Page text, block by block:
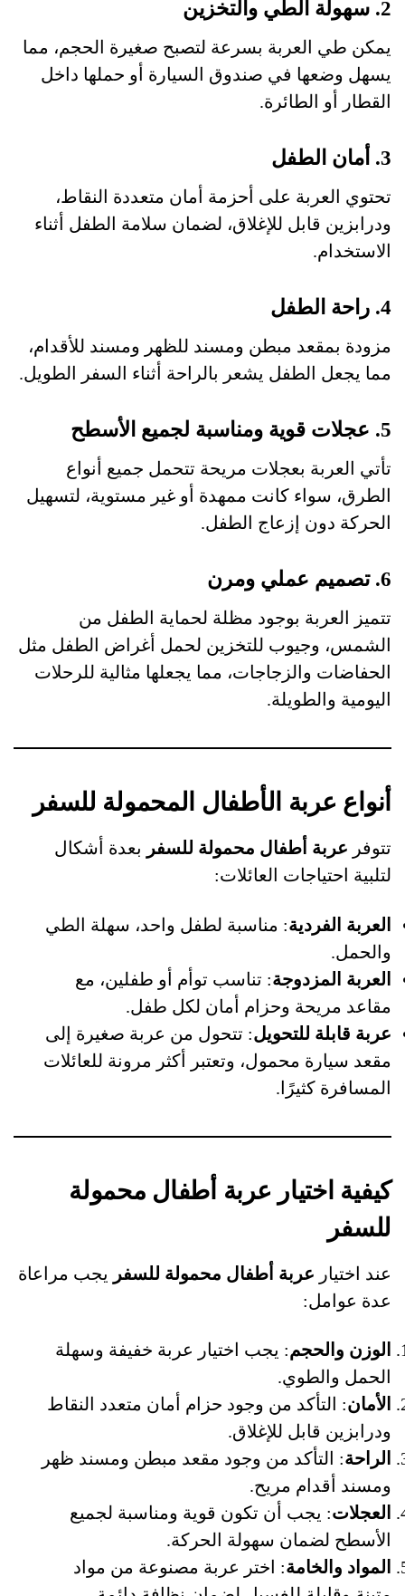
2. سهولة الطي والتخزين
يمكن طي العربة بسرعة لتصبح صغيرة الحجم، مما
يسهل وضعها في صندوق السيارة أو حملها داخل
القطار أو الطائرة.
3. أمان الطفل
تحتوي العربة على أحزمة أمان متعددة النقاط،
ودرابزين قابل للإغلاق، لضمان سلامة الطفل أثناء
الاستخدام.
4. راحة الطفل
مزودة بمقعد مبطن ومسند للظهر ومسند للأقدام،
مما يجعل الطفل يشعر بالراحة أثناء السفر الطويل.
5. عجلات قوية ومناسبة لجميع الأسطح
تأتي العربة بعجلات مريحة تتحمل جميع أنواع
الطرق، سواء كانت ممهدة أو غير مستوية، لتسهيل
الحركة دون إزعاج الطفل.
6. تصميم عملي ومرن
تتميز العربة بوجود مظلة لحماية الطفل من
الشمس، وجيوب للتخزين لحمل أغراض الطفل مثل
الحفاضات والزجاجات، مما يجعلها مثالية للرحلات
اليومية والطويلة.
أنواع عربة الأطفال المحمولة للسفر
تتوفر عربة أطفال محمولة للسفر بعدة أشكال
لتلبية احتياجات العائلات:
العربة الفردية: مناسبة لطفل واحد، سهلة الطي
والحمل.
العربة المزدوجة: تناسب توأم أو طفلين، مع
مقاعد مريحة وحزام أمان لكل طفل.
عربة قابلة للتحويل: تتحول من عربة صغيرة إلى
مقعد سيارة محمول، وتعتبر أكثر مرونة للعائلات
المسافرة كثيرًا.
كيفية اختيار عربة أطفال محمولة
للسفر
عند اختيار عربة أطفال محمولة للسفر يجب مراعاة
عدة عوامل:
الوزن والحجم: يجب اختيار عربة خفيفة وسهلة
الحمل والطوي.
الأمان: التأكد من وجود حزام أمان متعدد النقاط
ودرابزين قابل للإغلاق.
الراحة: التأكد من وجود مقعد مبطن ومسند ظهر
ومسند أقدام مريح.
العجلات: يجب أن تكون قوية ومناسبة لجميع
الأسطح لضمان سهولة الحركة.
المواد والخامة: اختر عربة مصنوعة من مواد